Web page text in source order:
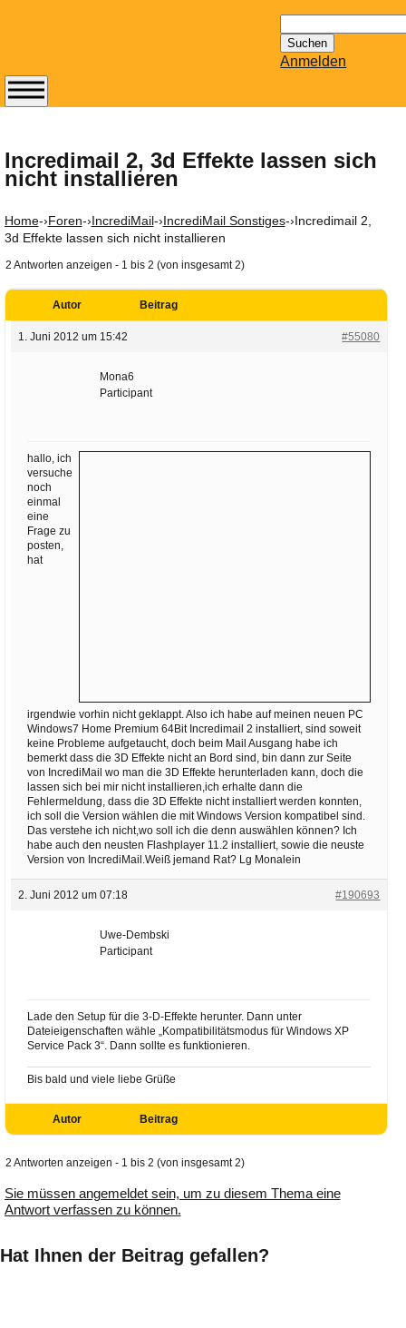
nach:
Anmelden
Incredimail 2, 3d Effekte lassen sich
nicht installieren
Home-›Foren-›IncrediMail-›IncrediMail Sonstiges-›Incredimail 2,
3d Effekte lassen sich nicht installieren
2 Antworten anzeigen - 1 bis 2 (von insgesamt 2)
Autor Beitrag
1. Juni 2012 um 15:42 #55080
Mona6
Participant
hallo, ich
versuche
noch
einmal
eine
Frage zu
posten,
hat
irgendwie vorhin nicht geklappt. Also ich habe auf meinen neuen PC
Windows7 Home Premium 64Bit Incredimail 2 installiert, sind soweit
keine Probleme aufgetaucht, doch beim Mail Ausgang habe ich
bemerkt dass die 3D Effekte nicht an Bord sind, bin dann zur Seite
von IncrediMail wo man die 3D Effekte herunterladen kann, doch die
lassen sich bei mir nicht installieren,ich erhalte dann die
Fehlermeldung, dass die 3D Effekte nicht installiert werden konnten,
ich soll die Version wählen die mit Windows Version kompatibel sind.
Das verstehe ich nicht,wo soll ich die denn auswählen können? Ich
habe auch den neusten Flashplayer 11.2 installiert, sowie die neuste
Version von IncrediMail.Weiß jemand Rat? Lg Monalein
2. Juni 2012 um 07:18 #190693
Uwe-Dembski
Participant
Lade den Setup für die 3-D-Effekte herunter. Dann unter
Dateieigenschaften wähle „Kompatibilitätsmodus für Windows XP
Service Pack 3“. Dann sollte es funktionieren.
Bis bald und viele liebe Grüße
Autor Beitrag
2 Antworten anzeigen - 1 bis 2 (von insgesamt 2)
Sie müssen angemeldet sein, um zu diesem Thema eine
Antwort verfassen zu können.
Hat Ihnen der Beitrag gefallen?
Abonnieren Sie den
erscheinenden
Newsletter von
kostenlos.
Der ständig aktuelle
Tipps zu Thema
bereithält!
Wie z.B. Outlook,
GMail, Thunderbird
KuNoMail, usw.
E-Mail
E-Mail bestätigen